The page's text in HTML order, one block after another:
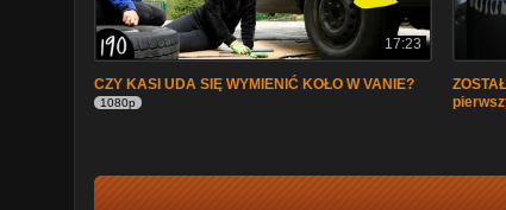
17:23
CZY KASI UDA SIĘ WYMIENIĆ KOŁO W VANIE?
1080p